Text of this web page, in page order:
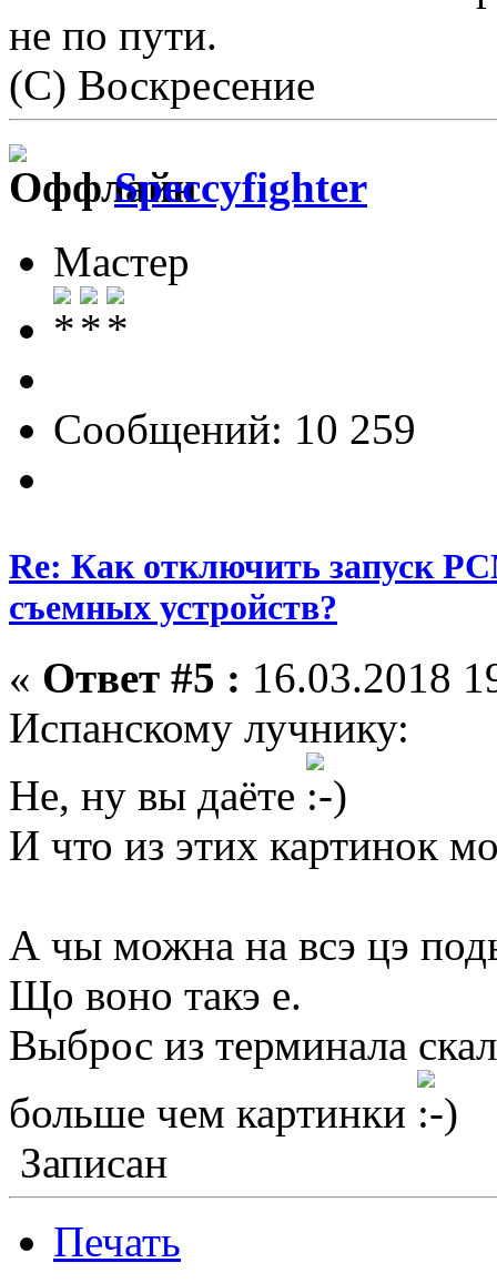
не по пути.
(С) Воскресение
Speccyfighter
Мастер
Сообщений: 10 259
Re: Как отключить запуск
съемных устройств?
« Ответ #5 : 16.03.2018
Испанскому лучнику:
Не, ну вы даёте
И что из этих картинок
А чы можна на всэ цэ
Що воно такэ е.
Выброс из терминала
больше чем картинки
Записан
Печать